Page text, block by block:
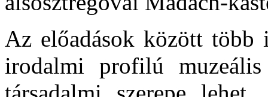
Az előadások között több
irodalmi profilú